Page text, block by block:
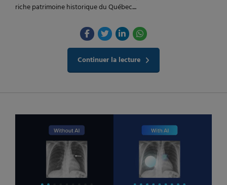
riche patrimoine historique du Québec....
Continuer la lecture